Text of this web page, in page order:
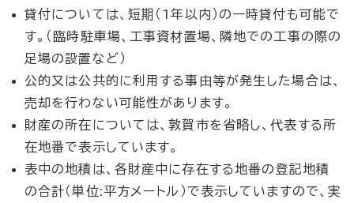
貸付については、短期（1年以内）の一時貸付も可能で
す。（臨時駐車場、工事資材置場、隣地での工事の際の
足場の設置など）
公的又は公共的に利用する事由等が発生した場合は、
売却を行わない可能性があります。
財産の所在については、敦賀市を省略し、代表する所
在地番で表示しています。
表中の地積は、各財産中に存在する地番の登記地積
の合計（単位:平方メートル）で表示していますので、実